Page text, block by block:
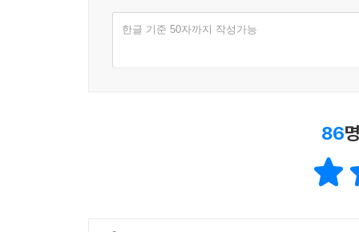
한글 기준 50자까지 작성가능
86